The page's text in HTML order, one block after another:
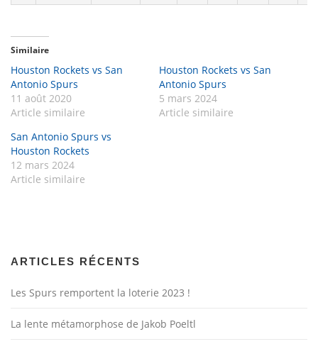
Similaire
Houston Rockets vs San
Antonio Spurs
11 août 2020
Article similaire
Houston Rockets vs San
Antonio Spurs
5 mars 2024
Article similaire
San Antonio Spurs vs
Houston Rockets
12 mars 2024
Article similaire
ARTICLES RÉCENTS
Les Spurs remportent la loterie 2023 !
La lente métamorphose de Jakob Poeltl